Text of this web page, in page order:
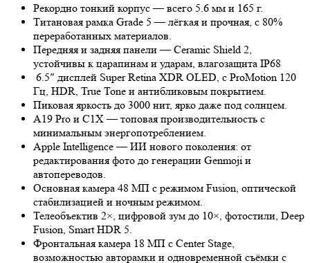
Рекордно тонкий корпус — всего 5.6 мм и 165 г.
Титановая рамка Grade 5 — лёгкая и прочная, с 80%
переработанных материалов.
Передняя и задняя панели — Ceramic Shield 2,
устойчивы к царапинам и ударам, влагозащита IP68
6.5″ дисплей Super Retina XDR OLED, с ProMotion 120
Гц, HDR, True Tone и антибликовым покрытием.
Пиковая яркость до 3000 нит, ярко даже под солнцем.
A19 Pro и C1X — топовая производительность с
минимальным энергопотреблением.
Apple Intelligence — ИИ нового поколения: от
редактирования фото до генерации Genmoji и
автопереводов.
Основная камера 48 МП с режимом Fusion, оптической
стабилизацией и ночным режимом.
Телеобъектив 2×, цифровой зум до 10×, фотостили, Deep
Fusion, Smart HDR 5.
Фронтальная камера 18 МП с Center Stage,
возможностью авторамки и одновременной съёмки с